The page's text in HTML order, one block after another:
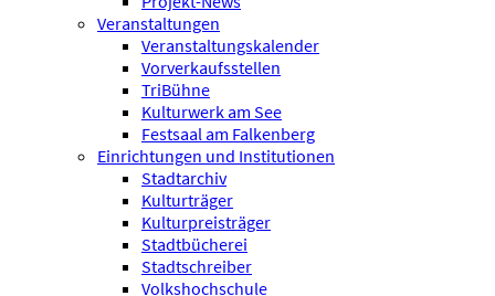
Veranstaltungen
Veranstaltungskalender
Vorverkaufsstellen
TriBühne
Kulturwerk am See
Festsaal am Falkenberg
Einrichtungen und Institutionen
Stadtarchiv
Kulturträger
Kulturpreisträger
Stadtbücherei
Stadtschreiber
Volkshochschule